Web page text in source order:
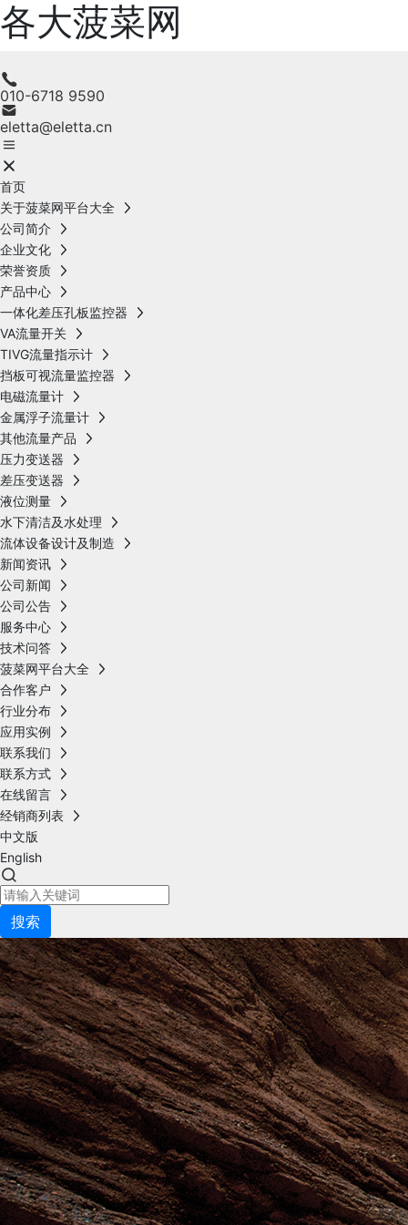
各大菠菜网
010-6718 9590
eletta@eletta.cn
首页
关于菠菜网平台大全
公司简介
企业文化
荣誉资质
产品中心
一体化差压孔板监控器
VA流量开关
TIVG流量指示计
挡板可视流量监控器
电磁流量计
金属浮子流量计
其他流量产品
压力变送器
差压变送器
液位测量
水下清洁及水处理
流体设备设计及制造
新闻资讯
公司新闻
公司公告
服务中心
技术问答
菠菜网平台大全
合作客户
行业分布
应用实例
联系我们
联系方式
在线留言
经销商列表
中文版
English
搜索